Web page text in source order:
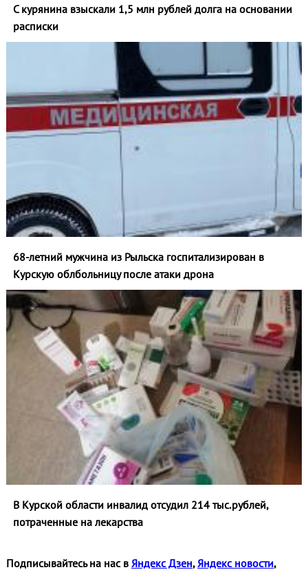
С курянина взыскали 1,5 млн рублей долга на основании
расписки
68-летний мужчина из Рыльска госпитализирован в
Курскую облбольницу после атаки дрона
В Курской области инвалид отсудил 214 тыс.рублей,
потраченные на лекарства
Подписывайтесь на нас в Яндекс Дзен, Яндекс новости,